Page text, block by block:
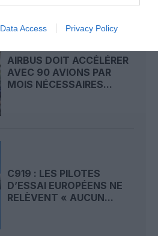
Data Access Privacy Policy
AIRBUS DOIT ACCÉLÉRER
AVEC 90 AVIONS PAR
MOIS NÉCESSAIRES...
C919 : LES PILOTES
D’ESSAI EUROPÉENS NE
RELÈVENT « AUCUN...